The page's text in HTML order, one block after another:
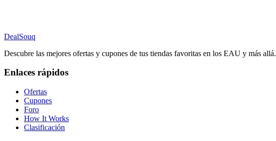
DealSouq
Descubre las mejores ofertas y cupones de tus tiendas favoritas en los EAU y más allá.
Enlaces rápidos
Ofertas
Cupones
Foro
How It Works
Clasificación